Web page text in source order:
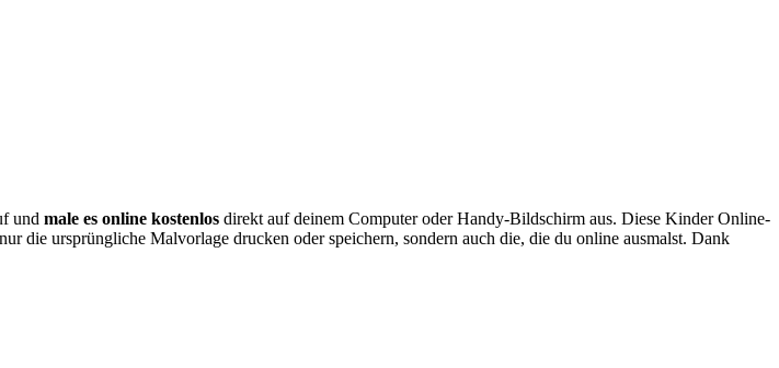
und male es online kostenlos direkt auf deinem Computer oder Handy-Bildschirm aus. Diese Kinder Online-
ursprüngliche Malvorlage drucken oder speichern, sondern auch die, die du online ausmalst. Dank